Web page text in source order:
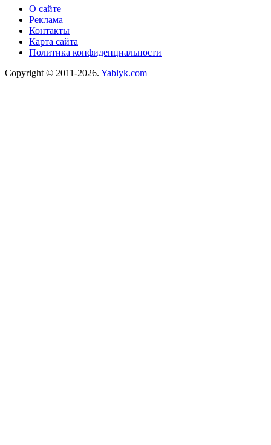
О сайте
Реклама
Контакты
Карта сайта
Политика конфиденциальности
Copyright © 2011-2026. Yablyk.сom